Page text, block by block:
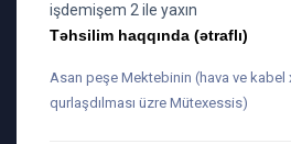
işdemişem 2 ile yaxın
Təhsilim haqqında (ətraflı)
Asan peşe Mektebinin (hava ve kabel
qurlaşdılması üzre Mütexessis)